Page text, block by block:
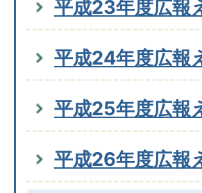
平成23年度広報
平成24年度広報
平成25年度広報
平成26年度広報